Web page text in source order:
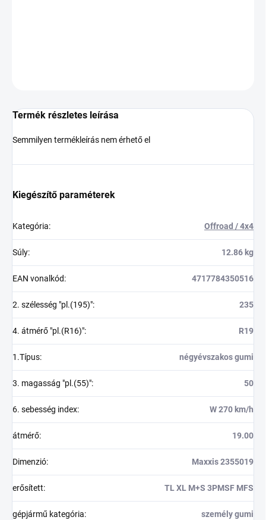
Termék részletes leírása
Semmilyen termékleírás nem érhető el
Kiegészítő paraméterek
Kategória: Offroad / 4x4
Súly: 12.86 kg
EAN vonalkód: 4717784350516
2. szélesség "pl.(195)": 235
4. átmérő "pl.(R16)": R19
1.Típus: négyévszakos gumi
3. magasság "pl.(55)": 50
6. sebesség index: W 270 km/h
átmérő: 19.00
Dimenzió: Maxxis 2355019
erősített: TL XL M+S 3PMSF MFS
gépjármű kategória: személy gumi